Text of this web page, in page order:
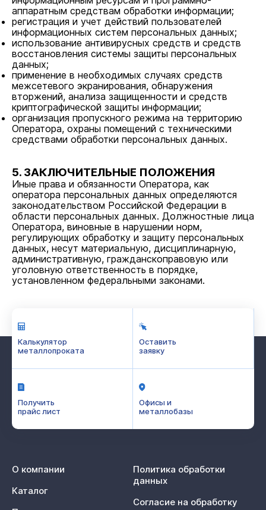
аппаратным средствам обработки информации;
регистрация и учет действий пользователей
информационных систем персональных данных;
использование антивирусных средств и средств
восстановления системы защиты персональных
данных;
применение в необходимых случаях средств
межсетевого экранирования, обнаружения
вторжений, анализа защищенности и средств
криптографической защиты информации;
организация пропускного режима на территорию
Оператора, охраны помещений с техническими
средствами обработки персональных данных.
5. ЗАКЛЮЧИТЕЛЬНЫЕ ПОЛОЖЕНИЯ
Иные права и обязанности Оператора, как
оператора персональных данных определяются
законодательством Российской Федерации в
области персональных данных. Должностные лица
Оператора, виновные в нарушении норм,
регулирующих обработку и защиту персональных
данных, несут материальную, дисциплинарную,
административную, гражданскоправовую или
уголовную ответственность в порядке,
установленном федеральными законами.
Калькулятор
металлопроката
Оставить
заявку
Получить
прайс лист
Офисы и
металлобазы
О компании
Каталог
Политика обработки
данных
Согласие на обработку